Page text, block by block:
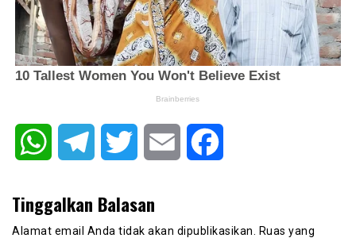
WhatsAppTelegram Twitter Email
Tinggalkan Balasan
Alamat email Anda tidak akan dipublikasikan.
Ruas yang